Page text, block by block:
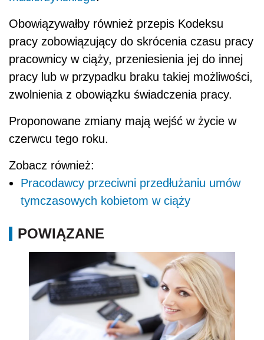
Obowiązywałby również przepis Kodeksu
pracy zobowiązujący do skrócenia czasu pracy
pracownicy w ciąży, przeniesienia jej do innej
pracy lub w przypadku braku takiej możliwości,
zwolnienia z obowiązku świadczenia pracy.
Proponowane zmiany mają wejść w życie w
czerwcu tego roku.
Zobacz również:
Pracodawcy przeciwni przedłużaniu umów
tymczasowych kobietom w ciąży
POWIĄZANE